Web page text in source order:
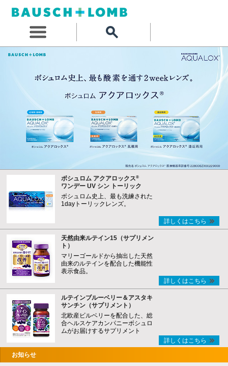
ボシュロム アクアロックス®
ワンデー UV シン トーリック
ボシュロム史上、最も洗練された
1dayトーリックレンズ。
詳しくはこちら
天然由来ルテイン15（サプリメン
ト）
マリーゴールドから抽出した天然
由来のルテインを配合した機能性
表示食品。
詳しくはこちら
ルテインブルーベリー＆アスタキ
サンチン（サプリメント）
北欧産ビルベリーを配合した、総
合ヘルスケアカンパニーボシュロ
ムがお届けするサプリメント
詳しくはこちら
お知らせ